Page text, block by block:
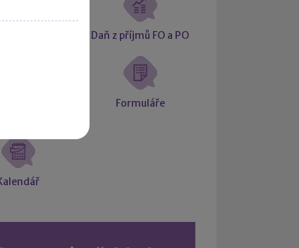
Daň z příjmů FO a PO
Formuláře